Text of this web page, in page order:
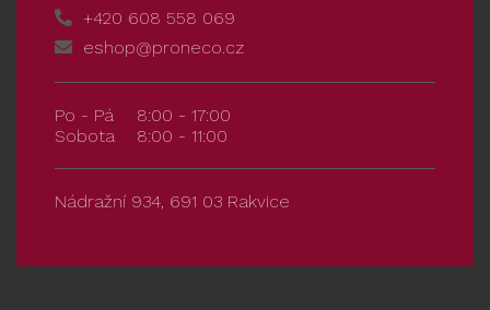
+420 608 558 069
eshop@proneco.cz
Po - Pá
8:00 - 17:00
Sobota
8:00 - 11:00
Nádražní 934, 691 03 Rakvice